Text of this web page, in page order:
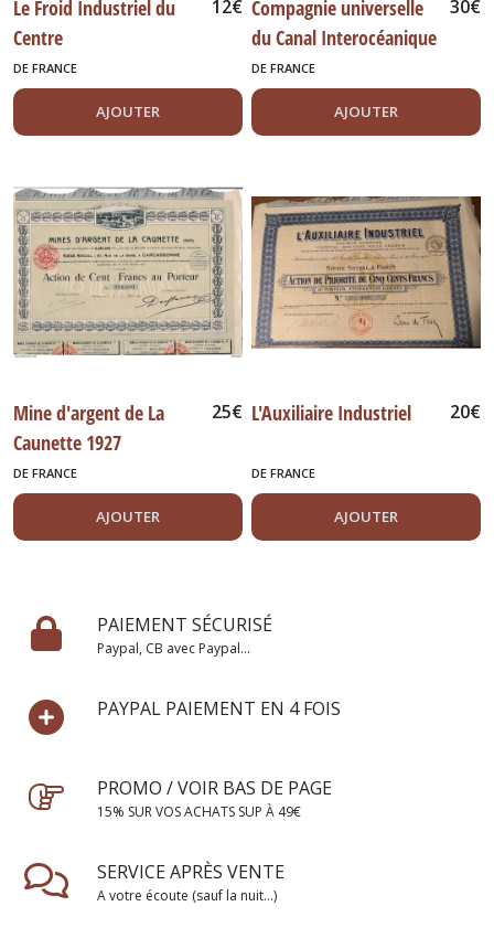
Le Froid Industriel du
Centre
12€
DE FRANCE
AJOUTER
Compagnie universelle
du Canal Interocéanique
de Panama. 1880
30€
DE FRANCE
AJOUTER
Mine d'argent de La
Caunette 1927
25€
DE FRANCE
AJOUTER
L'Auxiliaire Industriel 20€
DE FRANCE
AJOUTER
PAIEMENT SÉCURISÉ
Paypal, CB avec Paypal...
PAYPAL PAIEMENT EN 4 FOIS
PROMO / VOIR BAS DE PAGE
15% SUR VOS ACHATS SUP À 49€
SERVICE APRÈS VENTE
A votre écoute (sauf la nuit...)